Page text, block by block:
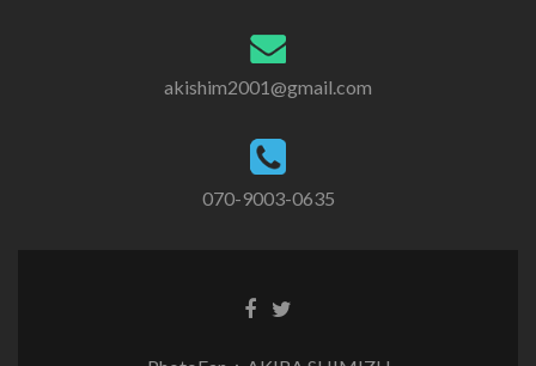
akishim2001@gmail.com
070-9003-0635